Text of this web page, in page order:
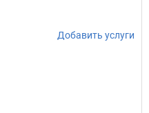
Добавить услуги